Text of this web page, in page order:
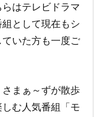
はテレビドラマ
として現在もシ
いた方も一度ご
まぁ～ずが散歩
む人気番組「モ